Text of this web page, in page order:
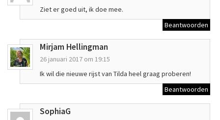
Ziet er goed uit, ik doe mee.
Beantwoorden
Mirjam Hellingman
26 januari 2017 om 19:15
Ik wil die nieuwe rijst van Tilda heel graag proberen!
Beantwoorden
SophiaG